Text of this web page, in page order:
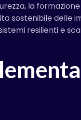
la
delle
resilienti e